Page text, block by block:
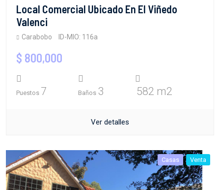
Local Comercial Ubicado En El Viñedo
Valenci
Carabobo ID-MIO: 116a
$ 800,000
Puestos 7 Baños 3 582 m2
Ver detalles
Casas Venta